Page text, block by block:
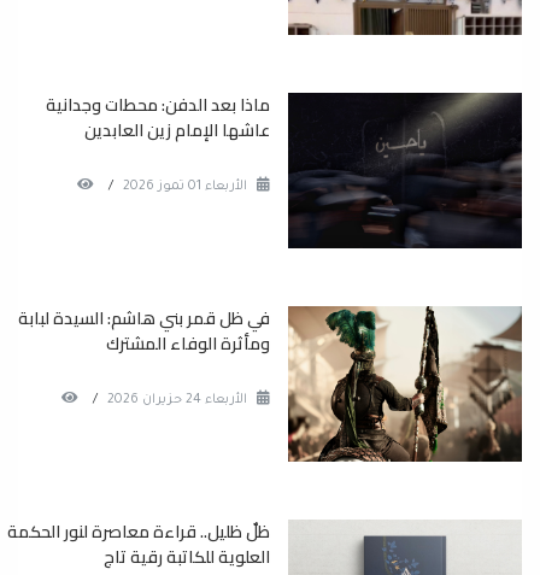
ماذا بعد الدفن: محطات وجدانية
عاشها الإمام زين العابدين
الأربعاء 01 تموز 2026 /
في ظل قمر بني هاشم: السيدة لبابة
ومأثرة الوفاء المشترك
الأربعاء 24 حزيران 2026 /
ظلٌ ظليل.. قراءة معاصرة لنور الحكمة
العلوية للكاتبة رقية تاج